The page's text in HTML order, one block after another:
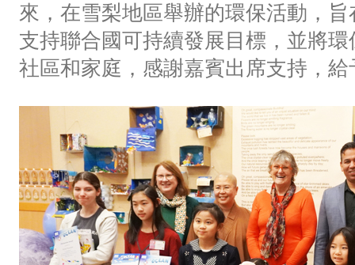
來，在雪梨地區舉辦的環保活動，
支持聯合國可持續發展目標，並將
社區和家庭，感謝嘉賓出席支持，